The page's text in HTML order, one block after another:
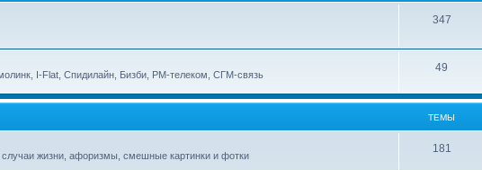
347
I-Flat, Спидилайн, Бизби, РМ-телеком, СГМ-связь
49
ТЕМЫ
жизни, афоризмы, смешные картинки и фотки
181